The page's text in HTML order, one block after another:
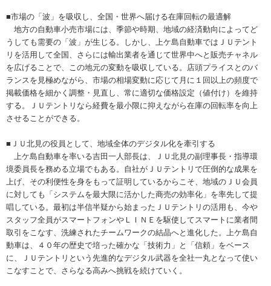
■市場の「波」を吸収し、全国・世界へ届ける在庫回転の最適解
地方の自動車小売市場には、季節や時期、地域の経済動向によってど
うしても需要の「波」が生じる。しかし、上ケ島自動車ではＪＵテント
リを活用して全国、さらには輸出業者を通じて世界中へと販売チャネル
を広げることで、この地元の変動を吸収している。店頭プライスとのバ
ランスを見極めながら、市場の相場変動に応じて月に１回以上の頻度で
掲載価格を細かく調整・見直し、常に適切な価格設定（値付け）を維持
する。ＪＵテントリなら経費を最小限に抑えながら在庫の回転率を向上
させることができる。
■ＪＵ北見の役員として、地域全体のデジタル化を牽引する
上ケ島自動車を率いる吉田一人部長は、ＪＵ北見の副理事長・指導環
境委員長を務める立場でもある。自社がＪＵテントリで圧倒的な成果を
上げ、その利便性を身をもって証明しているからこそ、地域のＪＵ会員
に対しても「システムを最大限に活かした商売の効率化」を率先して提
唱している。最初は半信半疑から始まったＪＵテントリの活用も、今や
スタッフ全員がスマートフォンやＬＩＮＥを駆使してスマートに業者間
取引をこなす、洗練されたチームワークの結晶へと進化した。上ケ島自
動車は、４０年の歴史で培った確かな「技術力」と「信頼」をベース
に、ＪＵテントリという先進的なデジタル武器を全社一丸となって使い
こなすことで、さらなる高みへ挑戦を続けていく。